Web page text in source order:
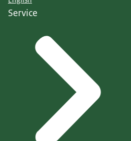
Service